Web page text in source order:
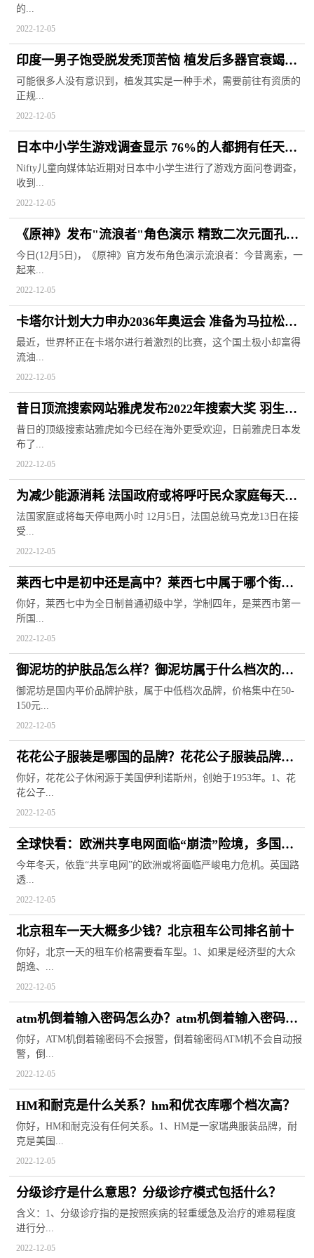
的...
2022-12-05
印度一男子饱受脱发秃顶苦恼 植发后多器官衰竭导
致其不幸死亡
可能很多人没有意识到，植发其实是一种手术，需要前往有资质的
正规...
2022-12-05
日本中小学生游戏调查显示 76%的人都拥有任天堂
Switch
Nifty儿童向媒体站近期对日本中小学生进行了游戏方面问卷调查，
收到...
2022-12-05
《原神》发布"流浪者"角色演示 精致二次元面孔引
得玩家纷纷打call
今日(12月5日)，《原神》官方发布角色演示流浪者：今昔离索，一
起来...
2022-12-05
卡塔尔计划大力申办2036年奥运会 准备为马拉松比
赛打扫空调街道
最近，世界杯正在卡塔尔进行着激烈的比赛，这个国土极小却富得
流油...
2022-12-05
昔日顶流搜索网站雅虎发布2022年搜索大奖 羽生结
弦摘得榜首
昔日的顶级搜索站雅虎如今已经在海外更受欢迎，日前雅虎日本发
布了...
2022-12-05
为减少能源消耗 法国政府或将呼吁民众家庭每天停
电两小时
法国家庭或将每天停电两小时 12月5日，法国总统马克龙13日在接
受...
2022-12-05
莱西七中是初中还是高中？莱西七中属于哪个街
道？
你好，莱西七中为全日制普通初级中学，学制四年，是莱西市第一
所国...
2022-12-05
御泥坊的护肤品怎么样？御泥坊属于什么档次的品
牌？
御泥坊是国内平价品牌护肤，属于中低档次品牌，价格集中在50-
150元...
2022-12-05
花花公子服装是哪国的品牌？花花公子服装品牌属
于什么档次？
你好，花花公子休闲源于美国伊利诺斯州，创始于1953年。1、花
花公子...
2022-12-05
全球快看：欧洲共享电网面临“崩溃”险境，多国计
划限制电力出口
今年冬天，依靠“共享电网”的欧洲或将面临严峻电力危机。英国路
透...
2022-12-05
北京租车一天大概多少钱？北京租车公司排名前十
你好，北京一天的租车价格需要看车型。1、如果是经济型的大众
朗逸、...
2022-12-05
atm机倒着输入密码怎么办？atm机倒着输入密码会
报警吗？
你好，ATM机倒着输密码不会报警，倒着输密码ATM机不会自动报
警，倒...
2022-12-05
HM和耐克是什么关系？hm和优衣库哪个档次高？
你好，HM和耐克没有任何关系。1、HM是一家瑞典服装品牌，耐
克是美国...
2022-12-05
分级诊疗是什么意思？分级诊疗模式包括什么？
含义：1、分级诊疗指的是按照疾病的轻重缓急及治疗的难易程度
进行分...
2022-12-05